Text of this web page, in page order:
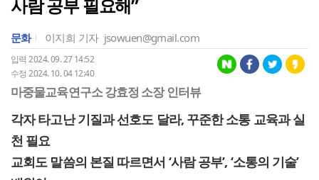
사람 공부 필요해”
문화 이지희 기자 jsowuen@gmail.com
입력 2024. 09. 27 14:52
수정 2024. 10. 04 12:40
마중물교육연구소 강효정 소장 인터뷰
각자 타고난 기질과 선호도 달라, 꾸준한 소통 교육과 실
천 필요
교회도 말씀의 본질 따르면서 ‘사람 공부’, ‘소통의 기술’